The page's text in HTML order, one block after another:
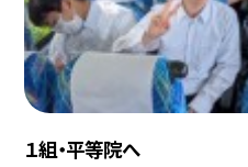
１組・平等院へ